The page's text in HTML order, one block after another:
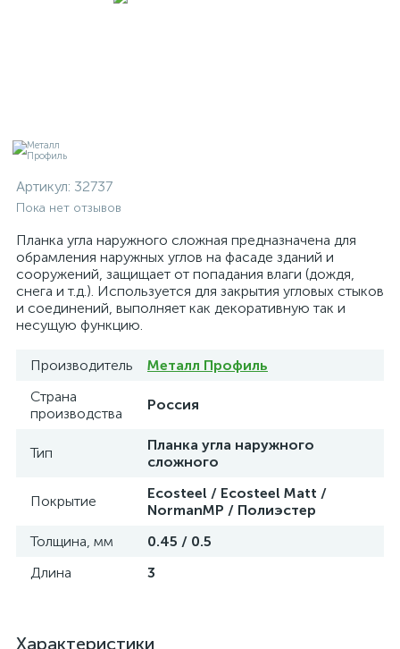
Артикул: 32737
Пока нет отзывов
Планка угла наружного сложная предназначена для
обрамления наружных углов на фасаде зданий и
сооружений, защищает от попадания влаги (дождя,
снега и т.д.). Используется для закрытия угловых стыков
и соединений, выполняет как декоративную так и
несущую функцию.
Производитель
Металл Профиль
Страна
производства
Россия
Тип
Планка угла наружного
сложного
Покрытие
Ecosteel / Ecosteel Matt /
NormanMP / Полиэстер
Толщина, мм
0.45 / 0.5
Длина
3
Характеристики